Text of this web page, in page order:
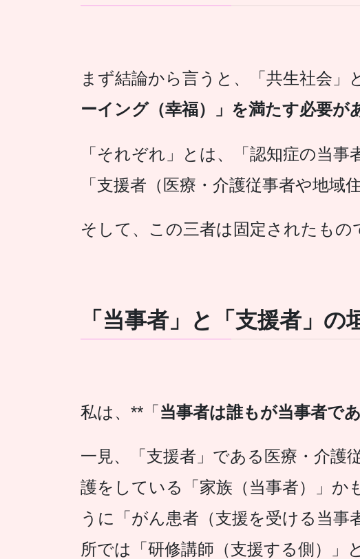
まず結論から言うと、「共生社会」
ーイング（幸福）」を満たす必要が
「それぞれ」とは、「認知症の当
「支援者（医療・介護従事者や地域
そして、この三者は固定されたもの
「当事者」と「支援者」の
私は、**「当事者は誰もが当事者で
一見、「支援者」である医療・介護
護をしている「家族（当事者）」か
うに「がん患者（支援を受ける当事
所では「研修講師（支援する側）」